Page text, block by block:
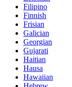
Filipino
Finnish
Frisian
Galician
Georgian
Gujarati
Haitian
Hausa
Hawaiian